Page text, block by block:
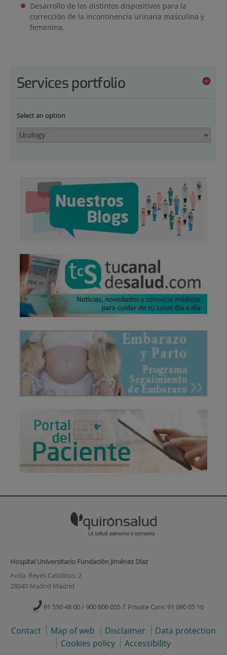
Desarrollo de los distintos dispositivos para la
corrección de la incontinencia urinaria masculina y
femenina.
Services portfolio
Select an option
Hospital Universitario Fundación Jiménez Díaz
Avda. Reyes Católicos, 2
28040 Madrid Madrid
91 550 48 00 / 900 606 055 / Private Care: 91 090 05 16
Contact Map of web Disclaimer
Data protection
Cookies policy
Accessibility